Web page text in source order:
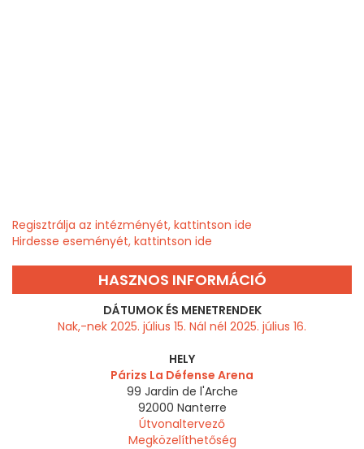
Regisztrálja az intézményét, kattintson ide
Hirdesse eseményét, kattintson ide
HASZNOS INFORMÁCIÓ
DÁTUMOK ÉS MENETRENDEK
Nak,-nek 2025. július 15. Nál nél 2025. július 16.
HELY
Párizs La Défense Arena
99 Jardin de l'Arche
92000 Nanterre
Útvonaltervező
Megközelíthetőség